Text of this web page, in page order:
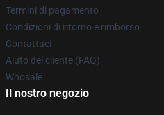
Termini di pagamento
Condizioni di ritorno e rimborso
Contattaci
Aiuto del cliente (FAQ)
Whosale
Il nostro negozio